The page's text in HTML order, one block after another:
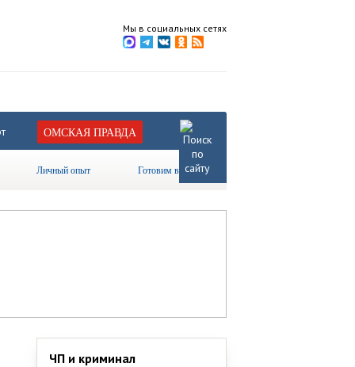
Мы в социальных сетях
ОМСКАЯ ПРАВДА
Личный опыт Готовим вместе
ЧП и криминал